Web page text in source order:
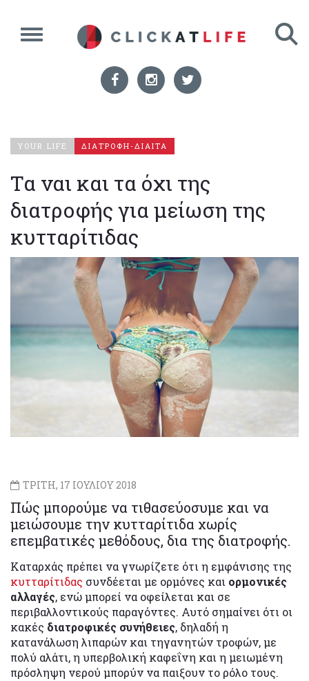
YOUR LIFE ΔΙΑΤΡΟΦΗ-ΔΙΑΙΤΑ
Τα ναι και τα όχι της
διατροφής για μείωση της
κυτταρίτιδας
ΤΡΙΤΗ, 17 ΙΟΥΛΙΟΥ 2018
Πώς μπορούμε να τιθασεύοσυμε και να
μειώσουμε την κυτταρίτιδα χωρίς
επεμβατικές μεθόδους, δια της διατροφής.
Καταρχάς πρέπει να γνωρίζετε ότι η εμφάνισης της
κυτταρίτιδας συνδέεται με ορμόνες και ορμονικές
αλλαγές, ενώ μπορεί να οφείλεται και σε
περιβαλλοντικούς παραγόντες. Αυτό σημαίνει ότι οι
κακές διατροφικές συνήθειες, δηλαδή η
κατανάλωση λιπαρών και τηγανητών τροφών, με
πολύ αλάτι, η υπερβολική καφεΐνη και η μειωμένη
πρόσληψη νερού μπορύν να παιξουν το ρόλο τους.